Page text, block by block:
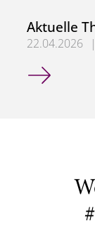
Aktuelle
22.04.2026 |
Aktuelle